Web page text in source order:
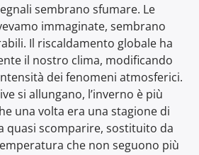
sembrano sfumare. Le
immaginate, sembrano
Il riscaldamento globale ha
il nostro clima, modificando
dei fenomeni atmosferici.
si allungano, l’inverno è più
una volta era una stagione di
quasi scomparire, sostituito da
che non seguono più